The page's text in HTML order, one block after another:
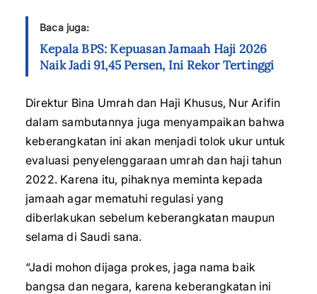
Baca juga:
Kepala BPS: Kepuasan Jamaah Haji 2026
Naik Jadi 91,45 Persen, Ini Rekor Tertinggi
Direktur Bina Umrah dan Haji Khusus, Nur Arifin
dalam sambutannya juga menyampaikan bahwa
keberangkatan ini akan menjadi tolok ukur untuk
evaluasi penyelenggaraan umrah dan haji tahun
2022. Karena itu, pihaknya meminta kepada
jamaah agar mematuhi regulasi yang
diberlakukan sebelum keberangkatan maupun
selama di Saudi sana.
“Jadi mohon dijaga prokes, jaga nama baik
bangsa dan negara, karena keberangkatan ini